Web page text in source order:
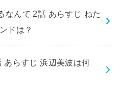
なんて 2話 あらすじ ねた
ドは？
あらすじ 浜辺美波は何